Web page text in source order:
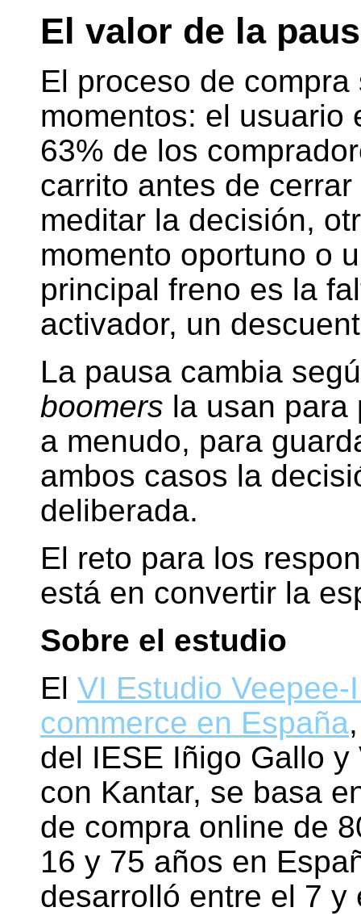
El valor de la
El proceso de
momentos: el usuario
63% de los
carrito antes de
meditar la decisión,
momento oportuno o
principal freno es la
activador, un
La pausa cambia
boomers la usan para
a menudo, para
ambos casos la
deliberada.
El reto para los
está en convertir la
Sobre el estudio
El VI Estudio
commerce en España
del IESE Iñigo Gallo
con Kantar, se basa
de compra online de
16 y 75 años en
desarrolló entre el 7